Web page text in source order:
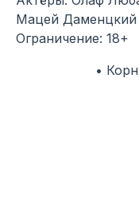
Мацей Даменцкий
Ограничение: 18+
•